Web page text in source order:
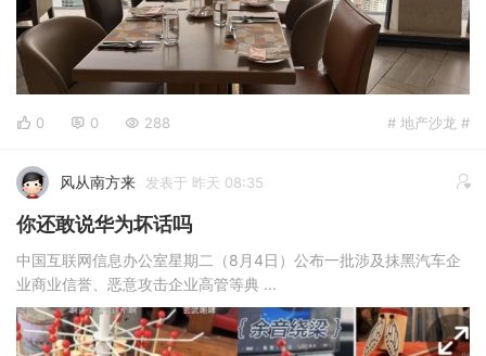
0 0 288 # 地产沙龙 #
风从南方来 发表于 昨天 08:35
你还敢说华为坏话吗
中国互联网信息办公室星期二（8月4日）公布一批涉及抹黑汽车企
业商业信誉、恶意攻击企业高管等典 ...